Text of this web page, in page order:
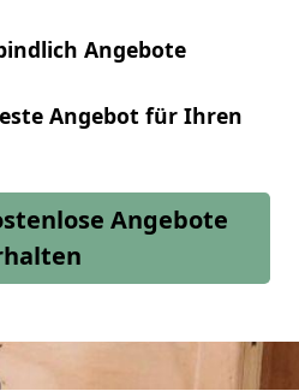
Angebote
Angebot für Ihren
Angebote